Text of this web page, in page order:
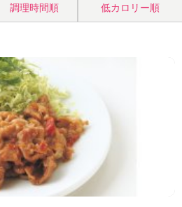
調理時間順 低カロリー順